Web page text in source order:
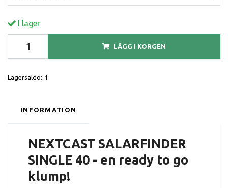
I lager
LÄGG I KORGEN
Lagersaldo: 1
INFORMATION
NEXTCAST SALARFINDER
SINGLE 40 - en ready to go
klump!